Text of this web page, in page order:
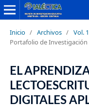
Inicio / Archivos / Vol.
Portafolio de Investigación
EL
DIGITALES